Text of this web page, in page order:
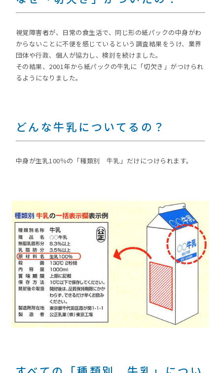
視覚障害者が、日常の食生活で、同じ形の紙パックの中身がわ
からないことに不便を感じているという調査結果をうけ、業界
団体や行政、個人が協力し、検討を続けました。
その結果、2001年から紙パックの牛乳に「切欠き」がつけられ
るようになりました。
どんな牛乳についてるの？
中身が生乳100％の「種類別 牛乳」だけにつけられます。